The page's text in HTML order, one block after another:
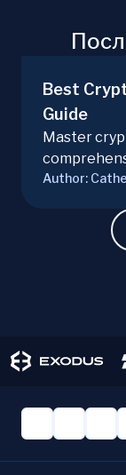
Best
Guide
Master
campaigns,
Learn more.
Author: